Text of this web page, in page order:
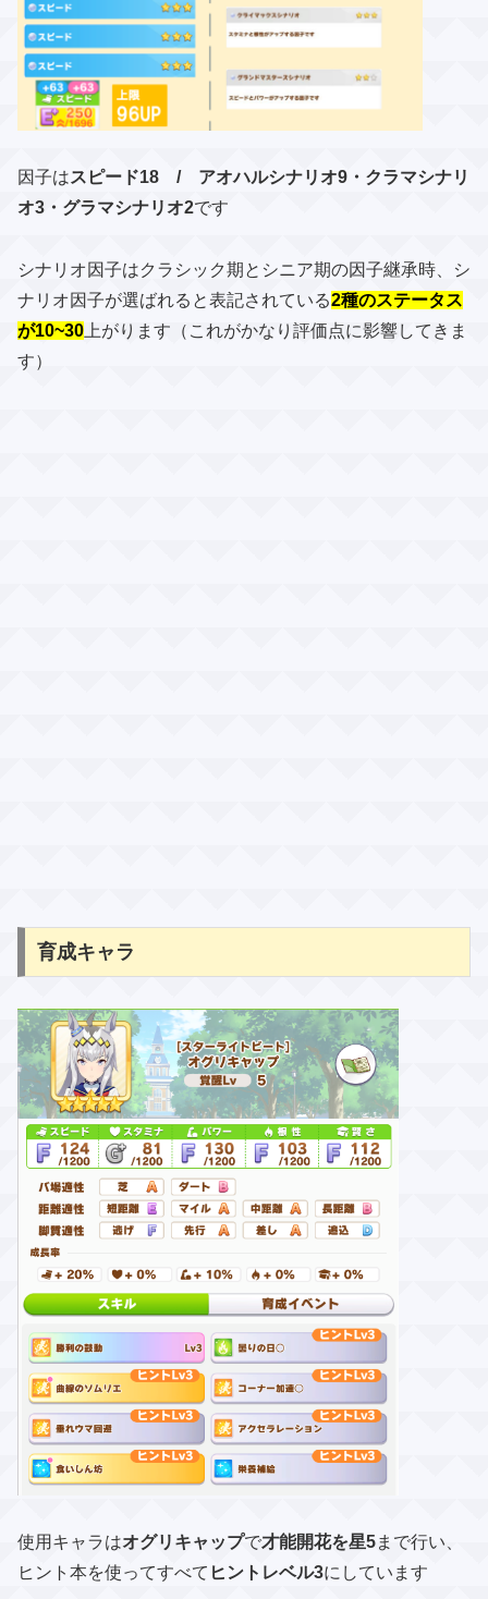
因子はスピード18 / アオハルシナリオ9・クラマシナリ
オ3・グラマシナリオ2です
シナリオ因子はクラシック期とシニア期の因子継承時、シ
ナリオ因子が選ばれると表記されている2種のステータス
が10~30 上がります（これがかなり評価点に影響してきま
す）
育成キャラ
使用キャラはオグリキャップで才能開花を星5まで行い、
ヒント本を使ってすべて ヒントレベル3にしています